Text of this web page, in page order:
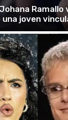
Ramallo
joven